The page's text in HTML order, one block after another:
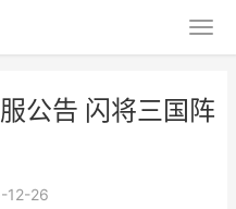
公告 闪将三国阵
12-26